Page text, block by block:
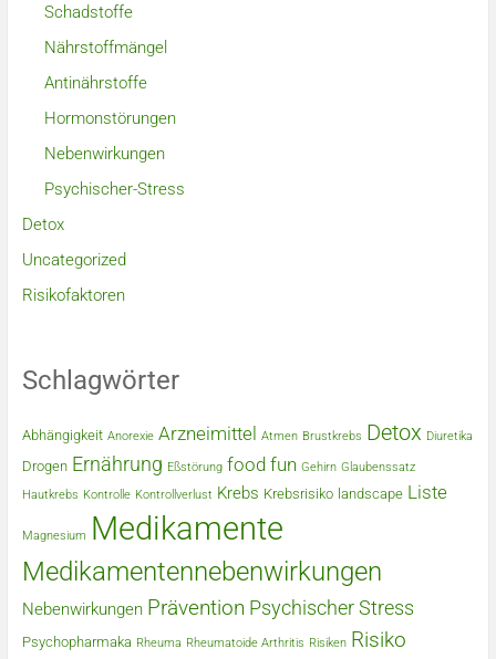
Schadstoffe
Nährstoffmängel
Antinährstoffe
Hormonstörungen
Nebenwirkungen
Psychischer-Stress
Detox
Uncategorized
Risikofaktoren
Schlagwörter
Abhängigkeit Anorexie Arzneimittel Atmen Brustkrebs Detox Diuretika
Drogen Ernährung Eßstörung food fun Gehirn Glaubenssatz
Hautkrebs Kontrolle Kontrollverlust Krebs Krebsrisiko landscape Liste
Magnesium Medikamente
Medikamentennebenwirkungen
Nebenwirkungen Prävention Psychischer Stress
Psychopharmaka Rheuma Rheumatoide Arthritis Risiken Risiko